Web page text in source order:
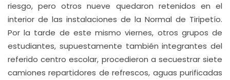
riesgo, pero otros nueve quedaron retenidos en el
interior de las instalaciones de la Normal de Tiripetío.
Por la tarde de este mismo viernes, otros grupos de
estudiantes, supuestamente también integrantes del
referido centro escolar, procedieron a secuestrar siete
camiones repartidores de refrescos, aguas purificadas